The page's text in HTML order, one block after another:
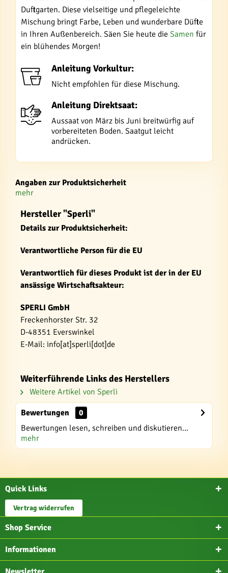
Duftgarten. Diese vielseitige und pflegeleichte
Mischung bringt Farbe, Leben und wunderbare Düfte
in Ihren Außenbereich. Säen Sie heute die Samen für
ein blühendes Morgen!
Anleitung Vorkultur:
Nicht empfohlen für diese Mischung.
Anleitung Direktsaat:
Aussaat von März bis Juni breitwürfig auf
vorbereiteten Boden. Saatgut leicht
andrücken.
Angaben zur Produktsicherheit
mehr
Hersteller "Sperli"
Details zur Produktsicherheit:
Verantwortliche Person für die EU
Verantwortlich für dieses Produkt ist der in der EU
ansässige Wirtschaftsakteur:
SPERLI GmbH
Freckenhorster Str. 32
D-48351 Everswinkel
E-Mail: info[at]sperli[dot]de
Weiterführende Links des Herstellers
Weitere Artikel von Sperli
Bewertungen
0
Bewertungen lesen, schreiben und diskutieren...
mehr
Quick Links
Vertrag widerrufen
Shop Service
Informationen